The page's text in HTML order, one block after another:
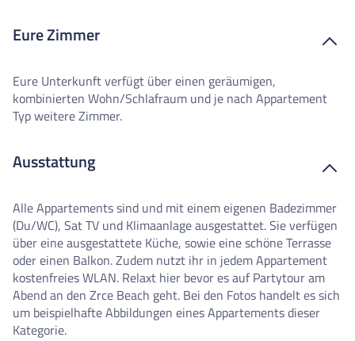
Eure Zimmer
Eure Unterkunft verfügt über einen geräumigen,
kombinierten Wohn/Schlafraum und je nach Appartement
Typ weitere Zimmer.
Ausstattung
Alle Appartements sind und mit einem eigenen Badezimmer
(Du/WC), Sat TV und Klimaanlage ausgestattet. Sie verfügen
über eine ausgestattete Küche, sowie eine schöne Terrasse
oder einen Balkon. Zudem nutzt ihr in jedem Appartement
kostenfreies WLAN. Relaxt hier bevor es auf Partytour am
Abend an den Zrce Beach geht. Bei den Fotos handelt es sich
um beispielhafte Abbildungen eines Appartements dieser
Kategorie.